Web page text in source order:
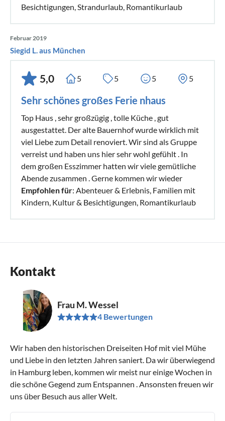
Besichtigungen, Strandurlaub, Romantikurlaub
Februar 2019
Siegid L. aus München
5,0 5 5 5 5
Sehr schönes großes Ferie nhaus
Top Haus , sehr großzügig , tolle Küche , gut
ausgestattet. Der alte Bauernhof wurde wirklich mit
viel Liebe zum Detail renoviert. Wir sind als Gruppe
verreist und haben uns hier sehr wohl gefühlt . In
dem großen Esszimmer hatten wir viele gemütliche
Abende zusammen . Gerne kommen wir wieder
Empfohlen für: Abenteuer & Erlebnis, Familien mit
Kindern, Kultur & Besichtigungen, Romantikurlaub
Kontakt
Frau M. Wessel
4 Bewertungen
Wir haben den historischen Dreiseiten Hof mit viel Mühe
und Liebe in den letzten Jahren saniert. Da wir überwiegend
in Hamburg leben, kommen wir meist nur einige Wochen in
die schöne Gegend zum Entspannen . Ansonsten freuen wir
uns über Besuch aus aller Welt.